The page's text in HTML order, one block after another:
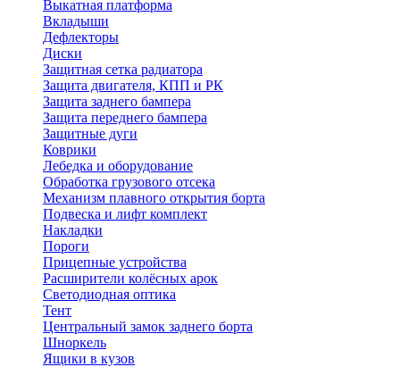
Выкатная платформа
Вкладыши
Дефлекторы
Диски
Защитная сетка радиатора
Защита двигателя, КПП и РК
Защита заднего бампера
Защита переднего бампера
Защитные дуги
Коврики
Лебедка и оборудование
Обработка грузового отсека
Механизм плавного открытия борта
Подвеска и лифт комплект
Накладки
Пороги
Прицепные устройства
Расширители колёсных арок
Светодиодная оптика
Тент
Центральный замок заднего борта
Шноркель
Ящики в кузов